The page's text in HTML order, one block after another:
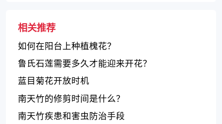
相关推荐
如何在阳台上种植槐花？
鲁氏石莲需要多久才能迎来开花？
蓝目菊花开放时机
南天竹的修剪时间是什么？
南天竹疾患和害虫防治手段